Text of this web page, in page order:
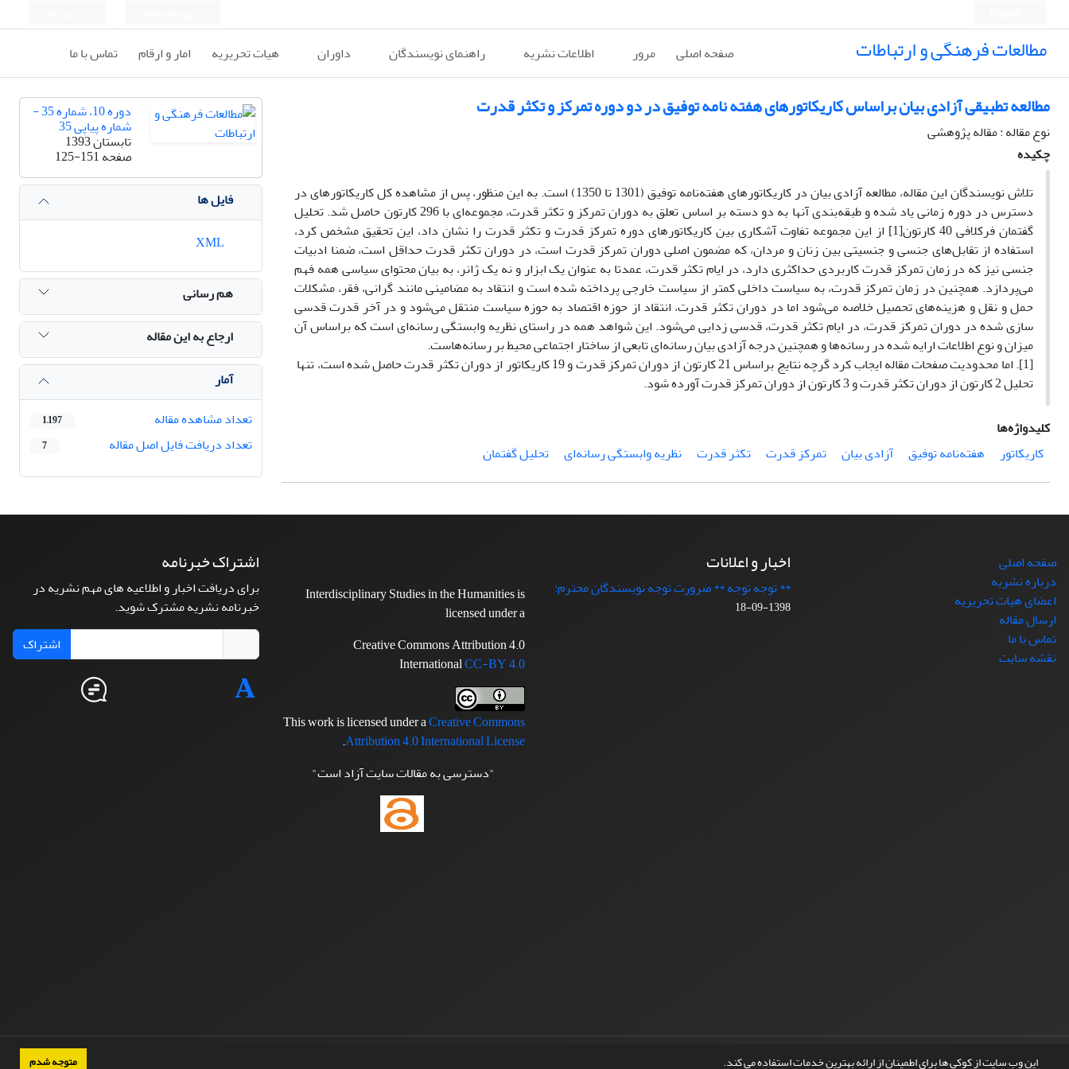
این وب سایت از کوکی ها برای اطمینان از ارائه بهترین خدمات استفاده می کند. متوجه شدم
مطالعات فرهنگی و ارتباطات صفحه اصلی مرور اطلاعات نشریه راهنمای نویسندگان داوران هیات تحریریه امار و ارقام تماس با ما
مطالعه تطبیقی آزادی بیان براساس کاریکاتورهای هفته نامه توفیق در دو دوره تمرکز و تکثر قدرت
نوع مقاله : مقاله پژوهشی
چکیده
تلاش نویسندگان این مقاله، مطالعه آزادی بیان در کاریکاتورهای هفته‌نامه توفیق (1301 تا 1350) است. به این منظور، پس از مشاهده کل کاریکاتورهای در
دسترس در دوره زمانی یاد شده و طبقه‌بندی آنها به دو دسته بر اساس تعلق به دوران تمرکز و تکثر قدرت، مجموعه‌ای با 296 کارتون حاصل شد. تحلیل
گفتمان فرکلافی 40 کارتون[1] از این مجموعه تفاوت آشکاری بین کاریکاتورهای دوره تمرکز قدرت و تکثر قدرت را نشان داد، این تحقیق مشخص کرد،
استفاده از تقابل‌های جنسی و جنسیتی بین زنان و مردان، که مضمون اصلی دوران تمرکز قدرت است، در دوران تکثر قدرت حداقل است، ضمنا ادبیات
جنسی نیز که در زمان تمرکز قدرت کاربردی حداکثری دارد، در ایام تکثر قدرت، عمدتا به عنوان یک ابزار و نه یک ژانر، به بیان محتوای سیاسی همه فهم
می‌پردازد. همچنین در زمان تمرکز قدرت، به سیاست داخلی کمتر از سیاست خارجی پرداخته شده است و انتقاد به مضامینی مانند گرانی، فقر، مشکلات
حمل و نقل و هزینه‌های تحصیل خلاصه ‌می‌شود اما در دوران تکثر قدرت، انتقاد از حوزه اقتصاد به حوزه سیاست منتقل می‌شود و در آخر قدرت قدسی
سازی شده در دوران تمرکز قدرت، در ایام تکثر قدرت، قدسی زدایی می‌شود. این شواهد همه در راستای نظریه وابستگی رسانه‌ای است که براساس آن
میزان و نوع اطلاعات ارایه شده در رسانه‌ها و همچنین درجه آزادی بیان رسانه‌ای تابعی از ساختار اجتماعی محیط بر رسانه‌هاست.
[1]. اما محدودیت صفحات مقاله ایجاب کرد گرچه نتایج براساس 21 کارتون از دوران تمرکز قدرت و 19 کاریکاتور از دوران تکثر قدرت حاصل شده است، تنها
تحلیل 2 کارتون از دوران تکثر قدرت و 3 کارتون از دوران تمرکز قدرت آورده شود.
کلیدواژه‌ها
کاریکاتور
هفته‌نامه توفیق آزادی بیان تمرکز قدرت تکثر قدرت نظریه وابستگی رسانه‌ای تحلیل گفتمان
دوره 10، شماره 35 -
شماره پیاپی 35
تابستان 1393
صفحه125-151
فایل ها
هم رسانی
ارجاع به این مقاله
آمار
تعداد مشاهده مقاله
1,197
تعداد دریافت فایل اصل مقاله 7
صفحه اصلی
درباره نشریه
اعضای هیات تحریریه
ارسال مقاله
تماس با ما
نقشه سایت
اخبار و اعلانات
** توجه توجه ** ضرورت توجه نویسندگان محترم:
1398-09-18
Interdisciplinary Studies in the Humanities is
licensed under a
Creative Commons Attribution 4.0
InternationalCC-BY 4.0
This work is licensed under aCreative Commons
Attribution 4.0 International License
.
"دسترسی به مقالات سایت آزاد است"
اشتراک خبرنامه
برای دریافت اخبار و اطلاعیه های مهم نشریه در
خبرنامه نشریه مشترک شوید.
اشتراک
© سامانه مدیریت نشریات علمی.طراحی و پیاده سازی ازسیناوب